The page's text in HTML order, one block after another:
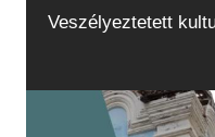
Veszélyeztetett